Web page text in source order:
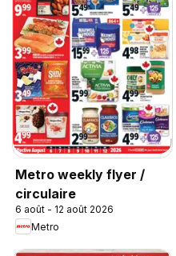
Metro weekly flyer /
circulaire
6 août - 12 août 2026
Metro